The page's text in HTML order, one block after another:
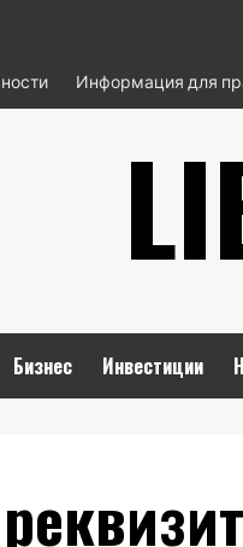
Информация для
Бизнес Инвестиции